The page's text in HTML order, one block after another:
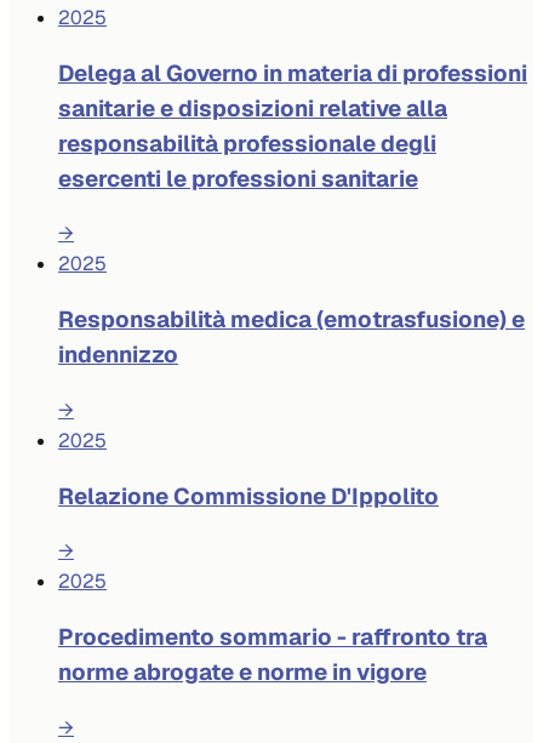
2025
Delega al Governo in materia di professioni
sanitarie e disposizioni relative alla
responsabilità professionale degli
esercenti le professioni sanitarie
→
2025
Responsabilità medica (emotrasfusione) e
indennizzo
→
2025
Relazione Commissione D'Ippolito
→
2025
Procedimento sommario - raffronto tra
norme abrogate e norme in vigore
→